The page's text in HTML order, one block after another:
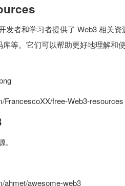
发者和学习者提供了 Web3 相关
等。它们可以帮助更好地理解和
FrancescoXX/free-Web3-resources
ahmet/awesome-web3